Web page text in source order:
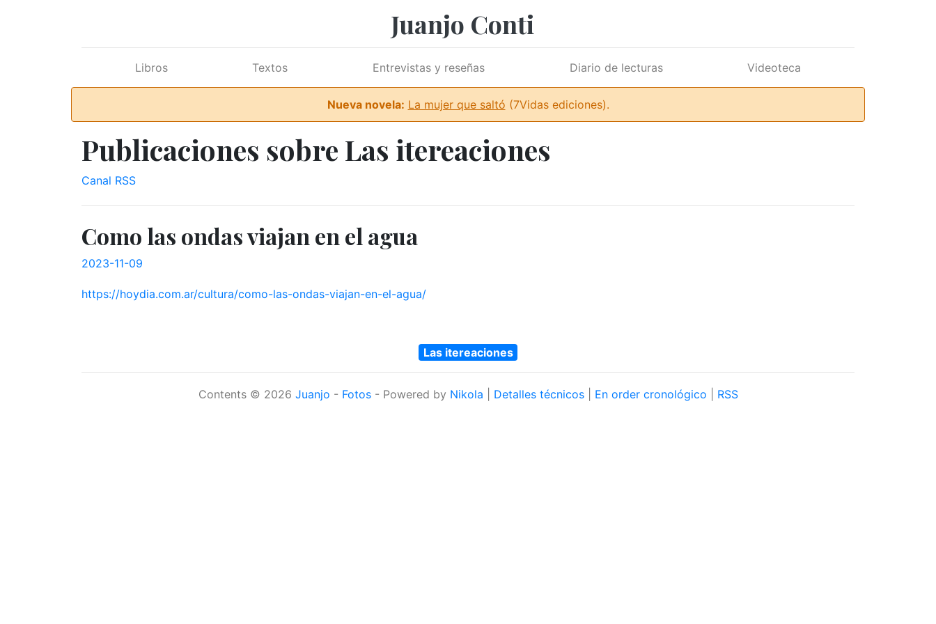
Juanjo Conti
Libros Textos Entrevistas y reseñas Diario de lecturas Videoteca
Nueva novela: La mujer que saltó (7Vidas ediciones).
Publicaciones sobre Las itereaciones
Canal RSS
Como las ondas viajan en el agua
2023-11-09
https://hoydia.com.ar/cultura/como-las-ondas-viajan-en-el-agua/
Las itereaciones
Contents © 2026 Juanjo - Fotos- Powered by Nikola Detalles técnicos| En order cronológico RSS